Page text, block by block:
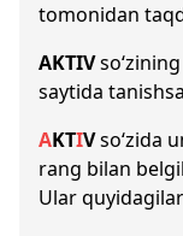
tomonidan
AKTIV
saytida
AKTIVso‘zida
rang bilan
Ular